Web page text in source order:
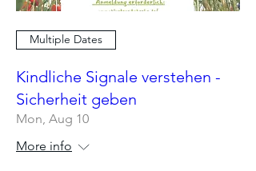
Multiple Dates
Kindliche Signale verstehen -
Sicherheit geben
Mon, Aug 10
More info